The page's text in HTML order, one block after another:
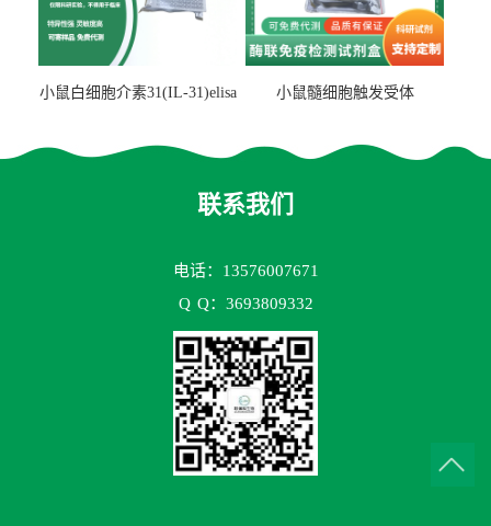
小鼠白细胞介素31(IL-31)elisa
小鼠髓细胞触发受体
联系我们
电话：13576007671
Q Q：3693809332